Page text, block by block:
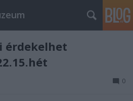
érdekelhet
0